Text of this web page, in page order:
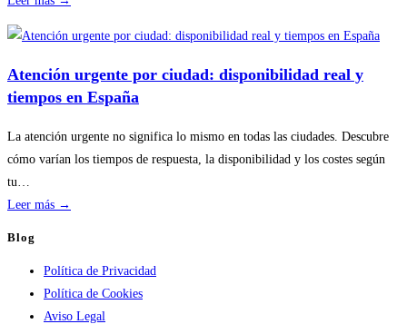
por
temporada
de
calderas:
Atención urgente por ciudad: disponibilidad real y
tiempos en España
La atención urgente no significa lo mismo en todas las ciudades. Descubre
cómo varían los tiempos de respuesta, la disponibilidad y los costes según
tu…
Leer más →
por
ciudad:
disponibilidad
Blog
Política de Privacidad
Política de Cookies
Aviso Legal